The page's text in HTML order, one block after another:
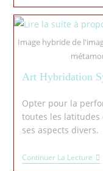
Image hybride de
Art Hybridation
Opter pour la
toutes les
ses aspects divers.
Continuer La Lecture